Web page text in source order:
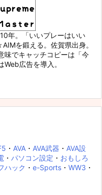
年。「いいプレーはいい
を鍛える。佐賀県出身。
味でキャッチコピーは「今
広告を導入。
・ AVA ・ AVA武器 ・ AVA設
・ パソコン設定 ・ おもしろ
ハック ・ e-Sports ・ WW3 ・